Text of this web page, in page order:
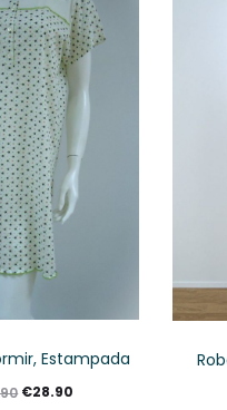
Estampada
€28.90